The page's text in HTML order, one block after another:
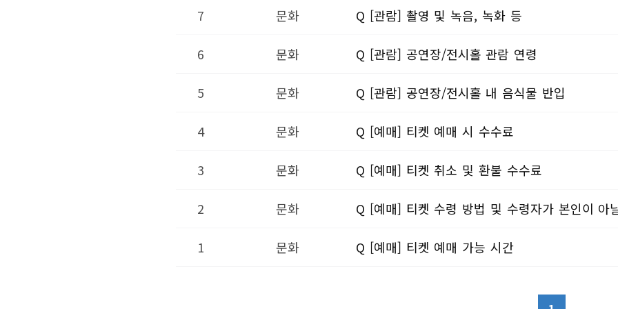
7 문화 Q [관람] 촬영 및 녹음, 녹화 등
6 문화 Q [관람] 공연장/전시홀 관람 연령
5 문화 Q [관람] 공연장/전시홀 내 음식물 반입
4 문화 Q [예매] 티켓 예매 시 수수료
3 문화 Q [예매] 티켓 취소 및 환불 수수료
2 문화 Q [예매] 티켓 수령 방법 및 수령자가 본인이 아
1 문화 Q [예매] 티켓 예매 가능 시간